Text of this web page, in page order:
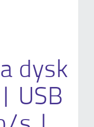
dysk
USB